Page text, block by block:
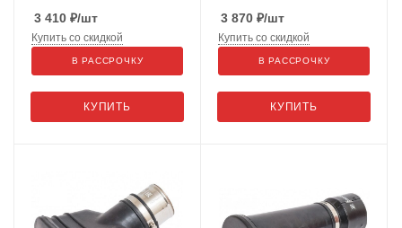
3 410 ₽/шт
КУПИТЬ
Купить со скидкой
В РАССРОЧКУ
3 870 ₽/шт
КУПИТЬ
Купить со скидкой
В РАССРОЧКУ